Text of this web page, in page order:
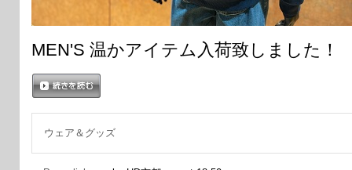
MEN'S 温かアイテム入荷致しました！
ウェア＆グッズ